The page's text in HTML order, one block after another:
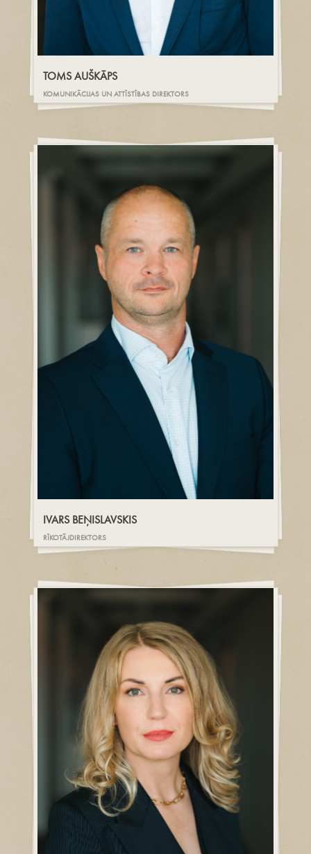
TOMS AUŠKĀPS
KOMUNIKĀCIJAS UN ATTĪSTĪBAS DIREKTORS
IVARS BEŅISLAVSKIS
RĪKOTĀJDIREKTORS